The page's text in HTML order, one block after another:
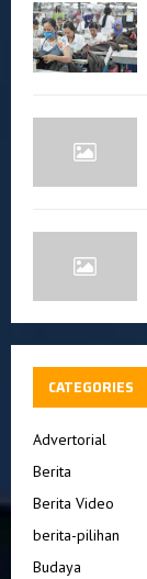
CATEGORIES
Advertorial
Berita
Berita Video
berita-pilihan
Budaya